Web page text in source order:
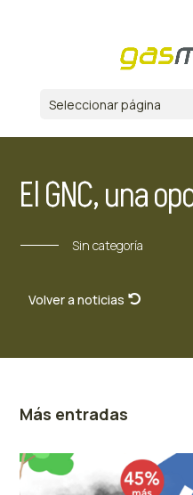
Seleccionar página
El GNC, una
Sin categoría
Volver a noticias
Más entradas